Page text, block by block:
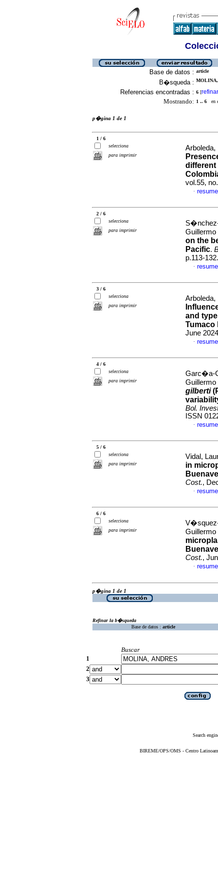
Base de datos : article
B�squeda : MOLINA,
Referencias encontradas : 6 [refinar
Mostrando: 1 .. 6 en
p�gina 1 de 1
1 / 6
selecciona
para imprimir
different
vol.55,
·
2 / 6
selecciona
para imprimir
Guillermo
on the
Pacific.
p.113-
·
3 / 6
selecciona
para imprimir
and
Tumaco
June
·
4 / 6
selecciona
para imprimir
Garc�a-
Guillermo
gilberti
Bol.
ISSN
·
5 / 6
selecciona
para imprimir
Vidal,
in
Cost.,
·
6 / 6
selecciona
para imprimir
V�squez-
Guillermo
Cost.,
·
p�gina 1 de 1
Refinar la b�squeda
Base de datos : article
Buscar
1
2
3
Search
BIREME/OPS/OMS - Centro